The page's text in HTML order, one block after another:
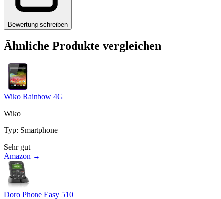
Bewertung schreiben
Ähnliche Produkte vergleichen
Wiko Rainbow 4G
Wiko
Typ: Smartphone
Sehr gut
Amazon →
Doro Phone Easy 510